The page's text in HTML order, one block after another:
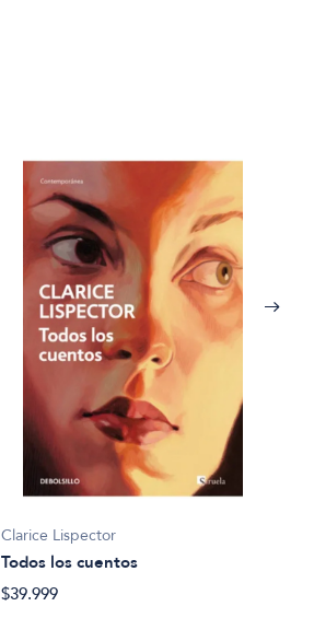
Clarice Lispector
Todos los cuentos
$39.999